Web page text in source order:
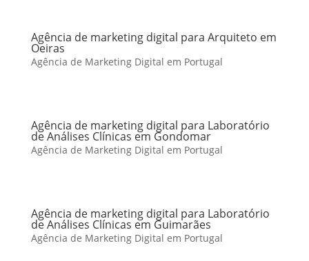
Agência de marketing digital para Arquiteto em
Oeiras
Agência de Marketing Digital em Portugal
Agência de marketing digital para Laboratório
de Análises Clínicas em Gondomar
Agência de Marketing Digital em Portugal
Agência de marketing digital para Laboratório
de Análises Clínicas em Guimarães
Agência de Marketing Digital em Portugal